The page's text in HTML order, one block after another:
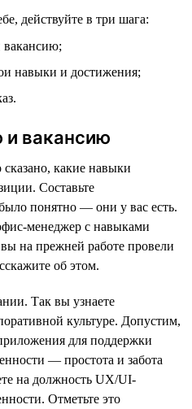
действуйте в три шага:
вакансию;
навыки и достижения;
и вакансию
какие навыки
Составьте
понятно — они у вас есть.
менеджер с навыками
на прежней работе провели
об этом.
Так вы узнаете
культуре. Допустим,
для поддержки
— простота и забота
на должность UX/UI-
Отметьте это